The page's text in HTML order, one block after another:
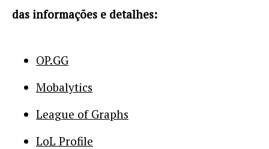
das informações e detalhes:
OP.GG
Mobalytics
League of Graphs
LoL Profile